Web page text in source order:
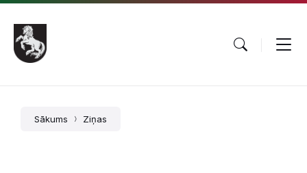
Pāriet
saturu
Skip
main
navigation
Skip
footer
Sākums Ziņas